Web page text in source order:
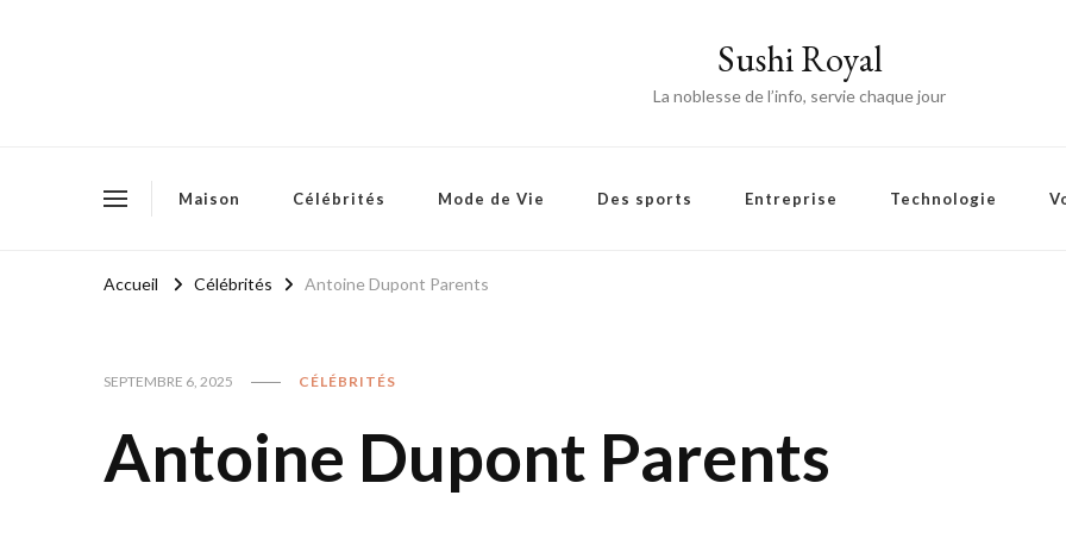
Sushi Royal
La noblesse de l’info, servie chaque jour
Maison Célébrités Mode de Vie Des sports Entreprise Technologie
Accueil Célébrités Antoine Dupont Parents
SEPTEMBRE 6, 2025 CÉLÉBRITÉS
Antoine Dupont Parents